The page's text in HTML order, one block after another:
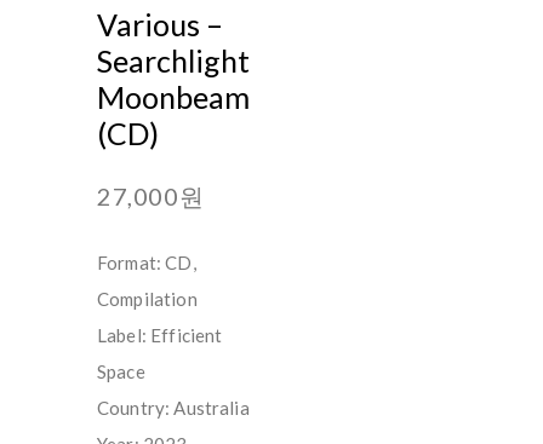
Various –
Searchlight
Moonbeam
(CD)
27,000원
Format: CD,
Compilation
Label: Efficient
Space
Country: Australia